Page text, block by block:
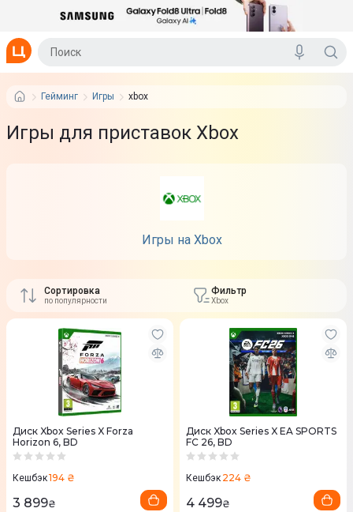
Гейминг Игры xbox
Игры для приставок Xbox
Игры на Xbox
Сортировка
по популярности
Фильтр
Xbox
Диск Xbox Series X Forza
Horizon 6, BD
Кешбэк194 ₴
3 899₴
Диск Xbox Series X EA SPORTS
FC 26, BD
Кешбэк 224 ₴
4 499₴